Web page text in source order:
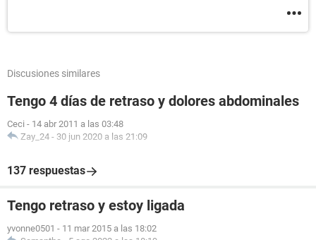
Discusiones similares
Tengo 4 días de retraso y dolores abdominales
Ceci - 14 abr 2011 a las 03:48
Zay_24 - 30 jun 2020 a las 21:09
137 respuestas
Tengo retraso y estoy ligada
yvonne0501 - 11 mar 2015 a las 18:02